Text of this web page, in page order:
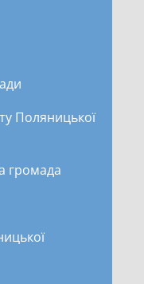
Поляницької
громада